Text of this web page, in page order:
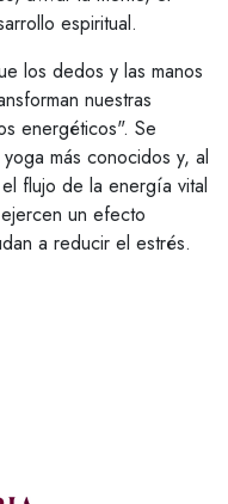
espiritual.
los dedos y las manos
nuestras
energéticos". Se
más conocidos y, al
flujo de la energía vital
un efecto
a reducir el estrés.